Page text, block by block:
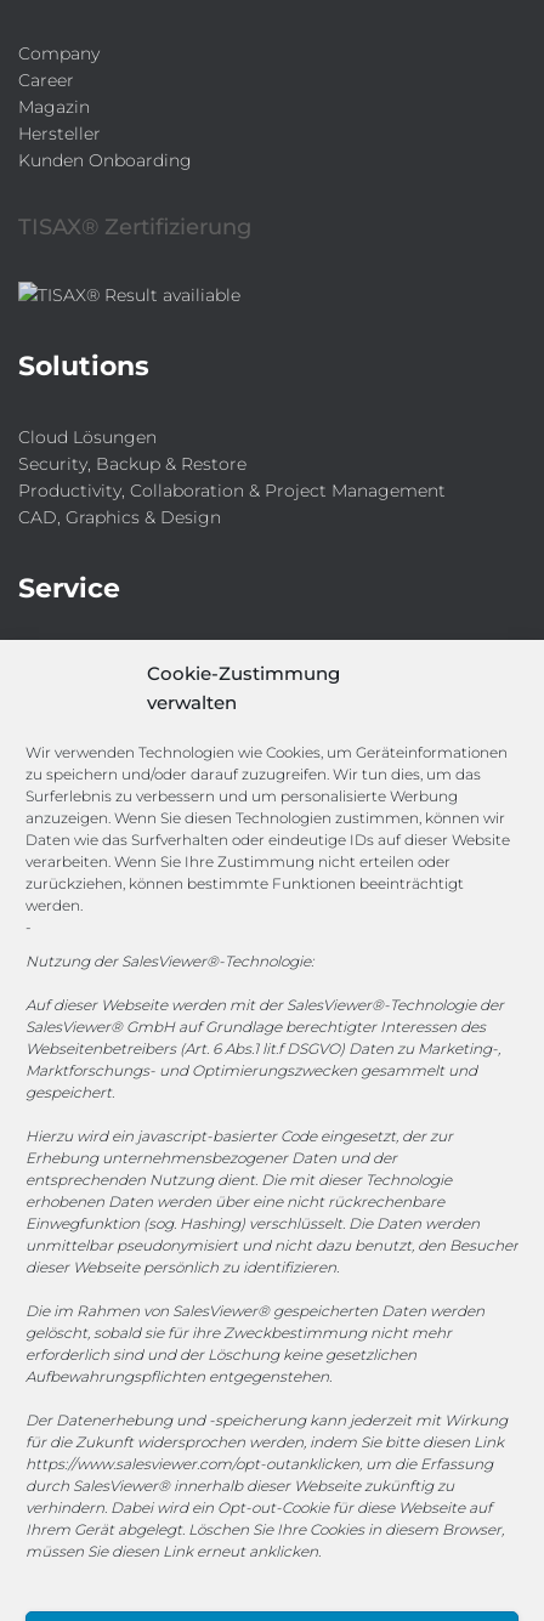
Cookie-Zustimmung
verwalten
Wir verwenden Technologien wie Cookies, um Geräteinformationen
zu speichern und/oder darauf zuzugreifen. Wir tun dies, um das
Surferlebnis zu verbessern und um personalisierte Werbung
anzuzeigen. Wenn Sie diesen Technologien zustimmen, können wir
Daten wie das Surfverhalten oder eindeutige IDs auf dieser Website
verarbeiten. Wenn Sie Ihre Zustimmung nicht erteilen oder
zurückziehen, können bestimmte Funktionen beeinträchtigt
werden.
-
Nutzung der SalesViewer®-Technologie:
Auf dieser Webseite werden mit der SalesViewer®-Technologie der
SalesViewer® GmbH auf Grundlage berechtigter Interessen des
Webseitenbetreibers (Art. 6 Abs.1 lit.f DSGVO) Daten zu Marketing-,
Marktforschungs- und Optimierungszwecken gesammelt und
gespeichert.
Hierzu wird ein javascript-basierter Code eingesetzt, der zur
Erhebung unternehmensbezogener Daten und der
entsprechenden Nutzung dient. Die mit dieser Technologie
erhobenen Daten werden über eine nicht rückrechenbare
Einwegfunktion (sog. Hashing) verschlüsselt. Die Daten werden
unmittelbar pseudonymisiert und nicht dazu benutzt, den Besucher
dieser Webseite persönlich zu identifizieren.
Die im Rahmen von SalesViewer® gespeicherten Daten werden
gelöscht, sobald sie für ihre Zweckbestimmung nicht mehr
erforderlich sind und der Löschung keine gesetzlichen
Aufbewahrungspflichten entgegenstehen.
Der Datenerhebung und -speicherung kann jederzeit mit Wirkung
für die Zukunft widersprochen werden, indem Sie bitte diesen Link
https://www.salesviewer.com/opt-outanklicken, um die Erfassung
durch SalesViewer® innerhalb dieser Webseite zukünftig zu
verhindern. Dabei wird ein Opt-out-Cookie für diese Webseite auf
Ihrem Gerät abgelegt. Löschen Sie Ihre Cookies in diesem Browser,
müssen Sie diesen Link erneut anklicken.
Company
Career
Magazin
Hersteller
Kunden Onboarding
TISAX® Zertifizierung
Solutions
Cloud Lösungen
Security, Backup & Restore
Productivity, Collaboration & Project Management
CAD, Graphics & Design
Service
Target Group Fitting
Licence Manager
Lexicon
Channels
vertrieb@megasoft.de
+49 2173 265 06 0
Mo. - Do. 08:00 - 17:00 Uhr
Fr. 08:00 - 15:00 Uhr
Sponsoring
1. FC Monheim
COOKIE-RICHTLINIE (EU)
© 2025 MEGASOFT® IT GmbH & Co. KG |
MEGASOFT® IT reserves the right not to be responsible for
the topicality, correctness, completeness or quality of the
information provided. Liability claims against the author,
which refer to material or immaterial nature caused by use
or disuse of the information or the use of incorrect or
not intentional or grossly negligent fault. All offers are